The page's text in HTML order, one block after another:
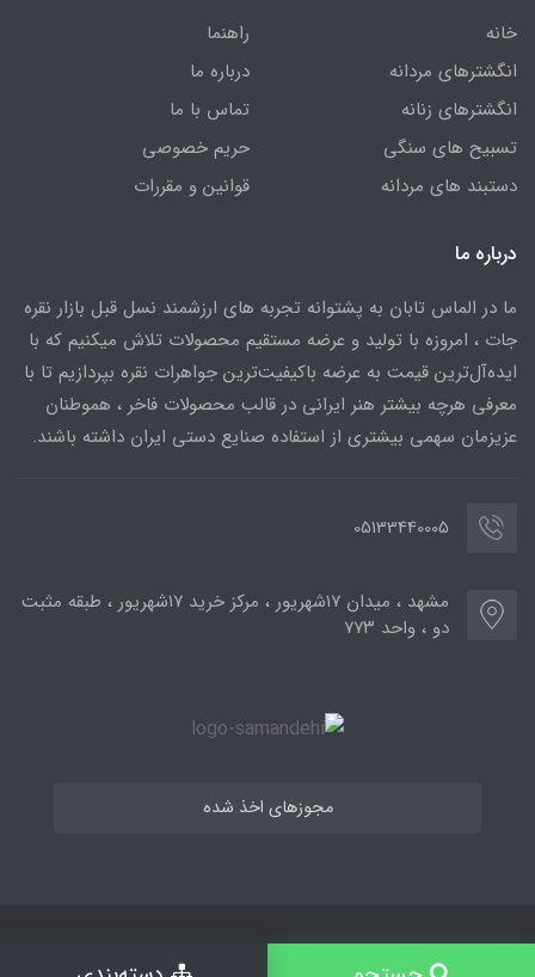
خانه
انگشترهای مردانه
انگشترهای زنانه
تسبیح های سنگی
دستبند های مردانه
راهنما
درباره ما
تماس با ما
حریم خصوصی
قوانین و مقررات
درباره ما
ما در الماس تابان به پشتوانه تجربه های ارزشمند نسل قبل بازار نقره
جات ، امروزه با تولید و عرضه مستقیم محصولات تلاش میکنیم که با
ایده‌آل‌ترین قیمت به عرضه باکیفیت‌ترین جواهرات نقره بپردازیم تا با
معرفی هرچه بیشتر هنر ایرانی در قالب محصولات فاخر ، هموطنان
عزیزمان سهمی بیشتری از استفاده صنایع دستی ایران داشته باشند.
05133440005
مشهد ، میدان ۱۷شهریور ، مرکز خرید ۱۷شهریور ، طبقه مثبت
دو ، واحد ۷۷۳
مجوزهای اخذ شده